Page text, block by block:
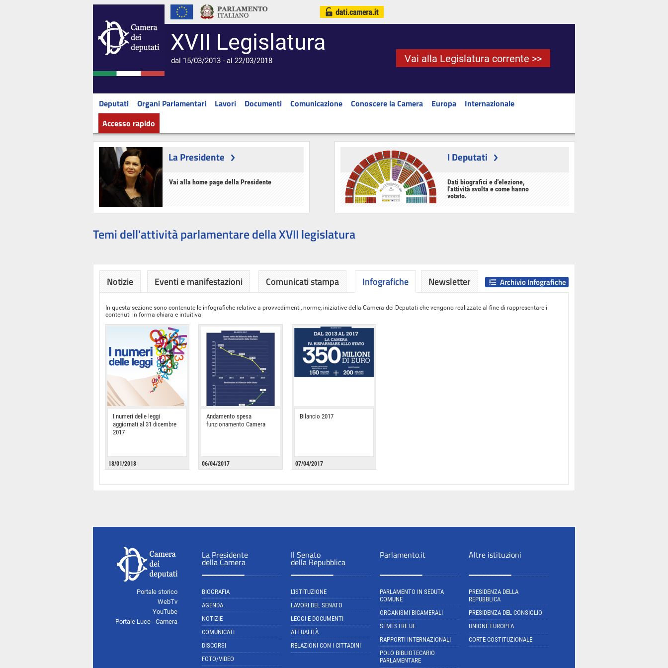
XVII Legislatura
dal 15/03/2013 - al 22/03/2018 Vai alla Legislatura corrente >>
Deputati Organi Parlamentari Lavori Documenti Comunicazione Conoscere la Camera Europa
Internazionale
Accesso rapido
La Presidente
Vai alla home page della Presidente
I Deputati
Dati biografici e d'elezione,
l'attività svolta e come hanno
votato.
Temi dell'attività parlamentare della XVII legislatura
Notizie Eventi e manifestazioni Comunicati stampa Infografiche
In questa sezione sono contenute le infografiche relative a provvedimenti, norme, iniziative della Camera dei Deputati che vengono realizzate al fine di rappresentare i
contenuti in forma chiara e intuitiva
I numeri delle leggi
aggiornati al 31 dicembre
2017
18/01/2018
Andamento spesa
funzionamento Camera
06/04/2017
Bilancio 2017
07/04/2017
Archivio Infografiche
Newsletter
Portale storico
WebTv
YouTube
Portale Luce - Camera
La Presidente
della Camera
BIOGRAFIA
AGENDA
NOTIZIE
COMUNICATI
DISCORSI
FOTO/VIDEO
Il Senato
della Repubblica
L'ISTITUZIONE
LAVORI DEL SENATO
LEGGI E DOCUMENTI
ATTUALITÀ
RELAZIONI CON I CITTADINI
Parlamento.it
PARLAMENTO IN SEDUTA
COMUNE
ORGANISMI BICAMERALI
SEMESTRE UE
RAPPORTI INTERNAZIONALI
POLO BIBLIOTECARIO
PARLAMENTARE
Altre istituzioni
PRESIDENZA DELLA
REPUBBLICA
PRESIDENZA DEL CONSIGLIO
UNIONE EUROPEA
CORTE COSTITUZIONALE